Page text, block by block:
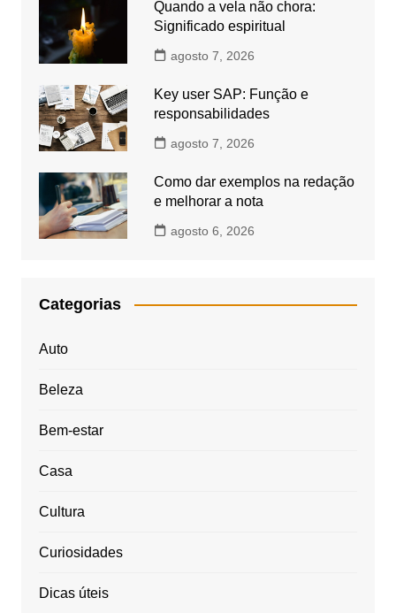
Quando a vela não chora:
Significado espiritual
agosto 7, 2026
Key user SAP: Função e
responsabilidades
agosto 7, 2026
Como dar exemplos na redação
e melhorar a nota
agosto 6, 2026
Categorias
Auto
Beleza
Bem-estar
Casa
Cultura
Curiosidades
Dicas úteis